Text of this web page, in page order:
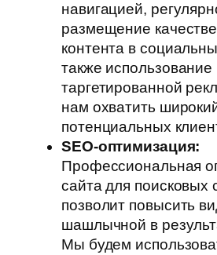
навигацией,
размещение
контента в
также использование
таргетированной
нам охватить
потенциальных
SEO-оптимизация:
Профессиональная
сайта для поисковых
позволит повысить
шашлычной в
Мы будем